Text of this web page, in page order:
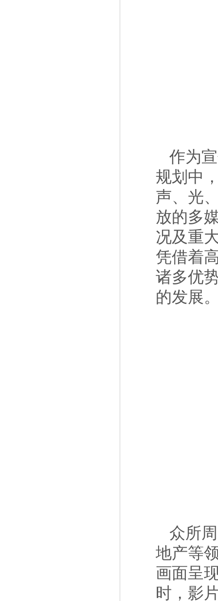
作为
规划中
声、光
放的多
况及重
凭借着
诸多优
的发展
众所
地产等
画面呈
时，影